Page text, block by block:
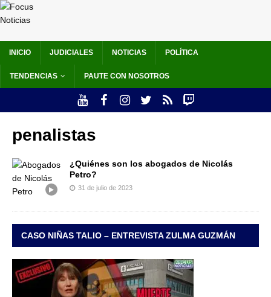
INICIO JUDICIALES NOTICIAS POLÍTICA
TENDENCIAS PAUTE CON NOSOTROS
penalistas
¿Quiénes son los abogados de Nicolás
Petro?
31 de julio de 2023
CASO NIÑAS TALIO – ENTREVISTA ZULMA GUZMÁN